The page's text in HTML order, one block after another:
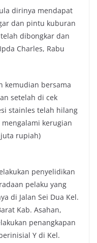
dirinya mendapat
dan pintu kuburan
dibongkar dan
Charles, Rabu
kemudian bersama
setelah di cek
stainles telah hilang
kerugian
juta rupiah)
penyelidikan
pelaku yang
di Jalan Sei Dua Kel.
Kab. Asahan,
penangkapan
Y di Kel.